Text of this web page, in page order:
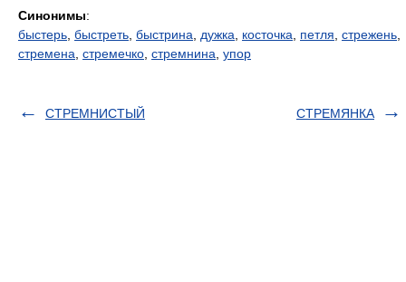
Синонимы:
быстерь быстреть быстрина дужка косточка петля стрежень
стремена стремечко стремнина упор
СТРЕМНИСТЫЙ СТРЕМЯНКА